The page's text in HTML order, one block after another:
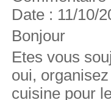
Date : 11/10/
Bonjour
Etes vous
oui,
cuisine pour